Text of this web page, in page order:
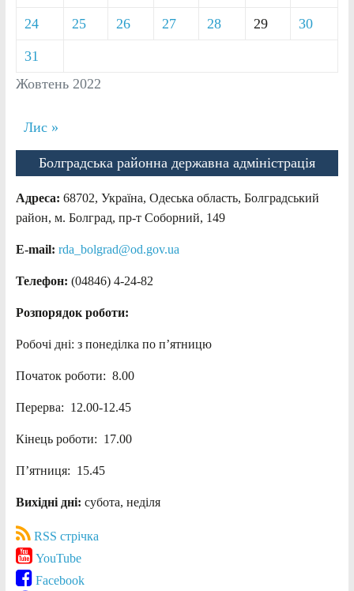
Жовтень 2022
24 25 26 27 28 29 30
31
Лис »
Болградська районна державна адміністрація
Адреса: 68702, Україна, Одеська область, Болградський
район, м. Болград, пр-т Соборний, 149
E-mail: rda_bolgrad@od.gov.ua
Телефон: (04846) 4-24-82
Розпорядок роботи:
Робочі дні: з понеділка по п’ятницю
Початок роботи: 8.00
Перерва: 12.00-12.45
Кінець роботи: 17.00
П’ятниця: 15.45
Вихідні дні: субота, неділя
RSS стрічка
YouTube
Facebook